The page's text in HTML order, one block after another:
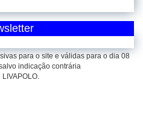
para o site e válidas para o dia 08
indicação contrária